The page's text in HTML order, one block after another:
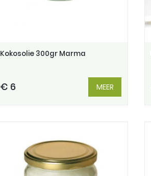
Kokosolie 300gr Marma
€ 6 MEER